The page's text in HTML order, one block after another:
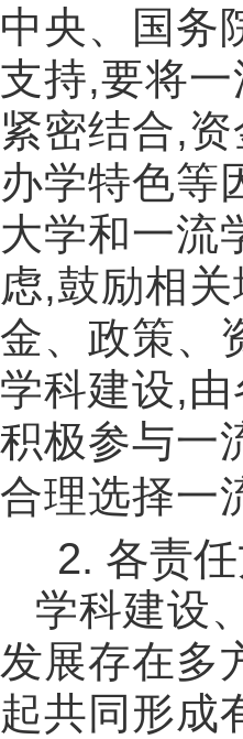
中央、国务
支持,要将
紧密结合,
办学特色等
大学和一流
虑,鼓励相
金、政策、
学科建设,
积极参与一
合理选择一
2. 各责
学科建设、
发展存在多
起共同形成